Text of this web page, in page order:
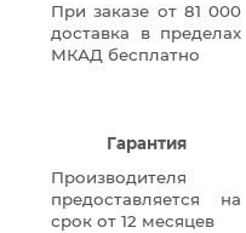
При заказе от 81 000
доставка в пределах
МКАД бесплатно
Гарантия
Производителя
предоставляется на
срок от 12 месяцев